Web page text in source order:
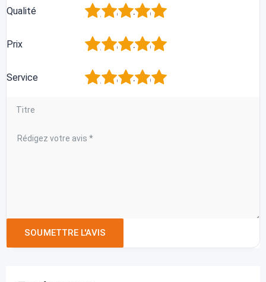
Qualité 5
4
3
2
Prix 5
4
3
2
Service 5
4
3
2